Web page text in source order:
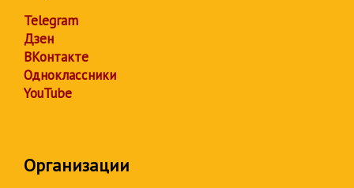
Telegram
Дзен
ВКонтакте
Одноклассники
YouTube
Организации